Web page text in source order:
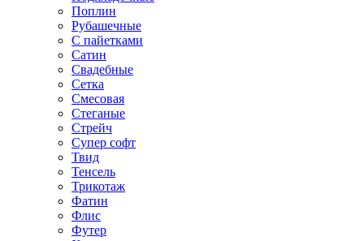
Поплин
Рубашечные
С пайетками
Сатин
Свадебные
Сетка
Смесовая
Стеганые
Стрейч
Супер софт
Твид
Тенсель
Трикотаж
Фатин
Флис
Футер